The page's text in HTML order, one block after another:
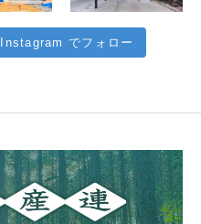
Instagram でフォロー